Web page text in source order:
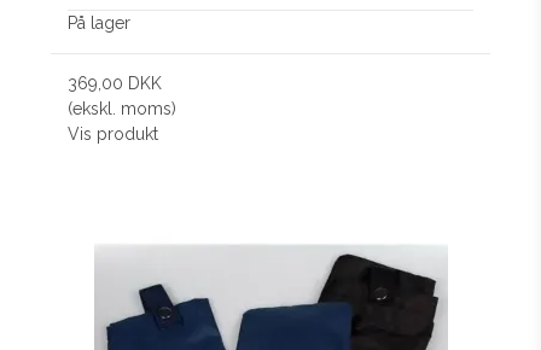
På lager
369,00 DKK
(ekskl. moms)
Vis produkt